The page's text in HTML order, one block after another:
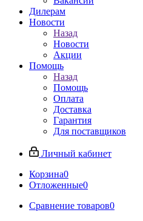
Дилерам
Новости
Назад
Новости
Акции
Помощь
Назад
Помощь
Оплата
Доставка
Гарантия
Для поставщиков
Личный кабинет
Корзина0
Отложенные0
Сравнение товаров0